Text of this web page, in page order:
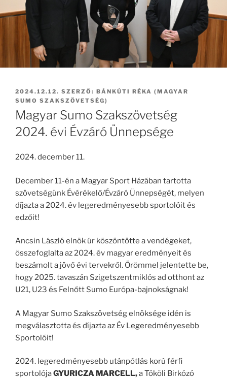
BEKÜLDVE:
2024.12.12. SZERZŐ: BÁNKÚTI RÉKA (MAGYAR
SUMO SZAKSZÖVETSÉG)
Magyar Sumo Szakszövetség
2024. évi Évzáró Ünnepsége
2024. december 11.
December 11-én a Magyar Sport Házában tartotta
szövetségünk Évérékelő/Évzáró Ünnepségét, melyen
díjazta a 2024. év legeredményesebb sportolóit és
edzőit!
Ancsin László elnök úr köszöntötte a vendégeket,
összefoglalta az 2024. év magyar eredményeit és
beszámolt a jövő évi tervekről. Örömmel jelentette be,
hogy 2025. tavaszán Szigetszentmiklós ad otthont az
U21, U23 és Felnőtt Sumo Európa-bajnokságnak!
A Magyar Sumo Szakszövetség elnöksége idén is
megválasztotta és díjazta az Év Legeredményesebb
Sportolóit!
2024. legeredményesebb utánpótlás korú férfi
sportolójaGYURICZA MARCELL,a Tököli Birkózó